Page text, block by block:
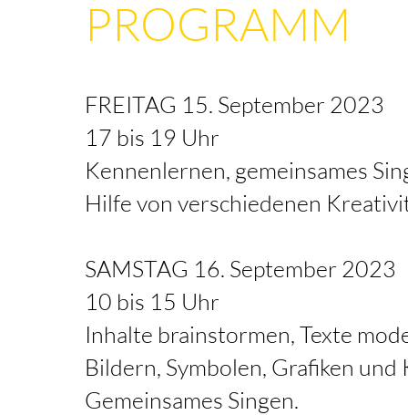
PROGRAMM
FREITAG 15. September 2023
17 bis 19 Uhr​
Kennenlernen, gemeinsames
Hilfe von verschiedenen
SAMSTAG 16. September 2023
10 bis 15 Uhr
Inhalte brainstormen, Texte
Bildern, Symbolen, Grafiken
Gemeinsames Singen.